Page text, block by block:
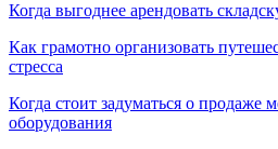
Когда выгоднее арендовать
Как грамотно организовать
стресса
Когда стоит задуматься о продаже
оборудования